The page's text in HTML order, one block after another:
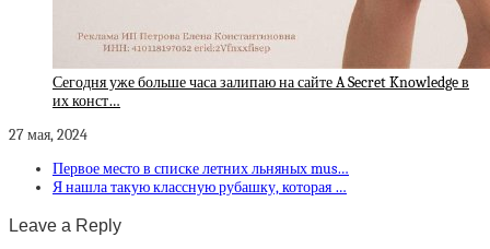
Сегодня уже больше часа залипаю на сайте A Secret Knowledge в
их конст…
27 мая, 2024
Первое место в списке летних льняных mus…
Я нашла такую классную рубашку, которая …
Leave a Reply